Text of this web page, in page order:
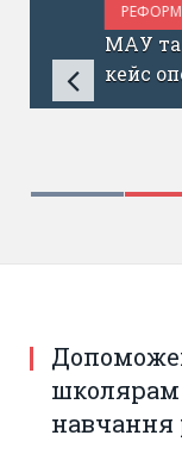
РЕФОРМИ
СЕРПЕНЬ 2, 2017
МАУ та
кейс опору
школярам
навчання